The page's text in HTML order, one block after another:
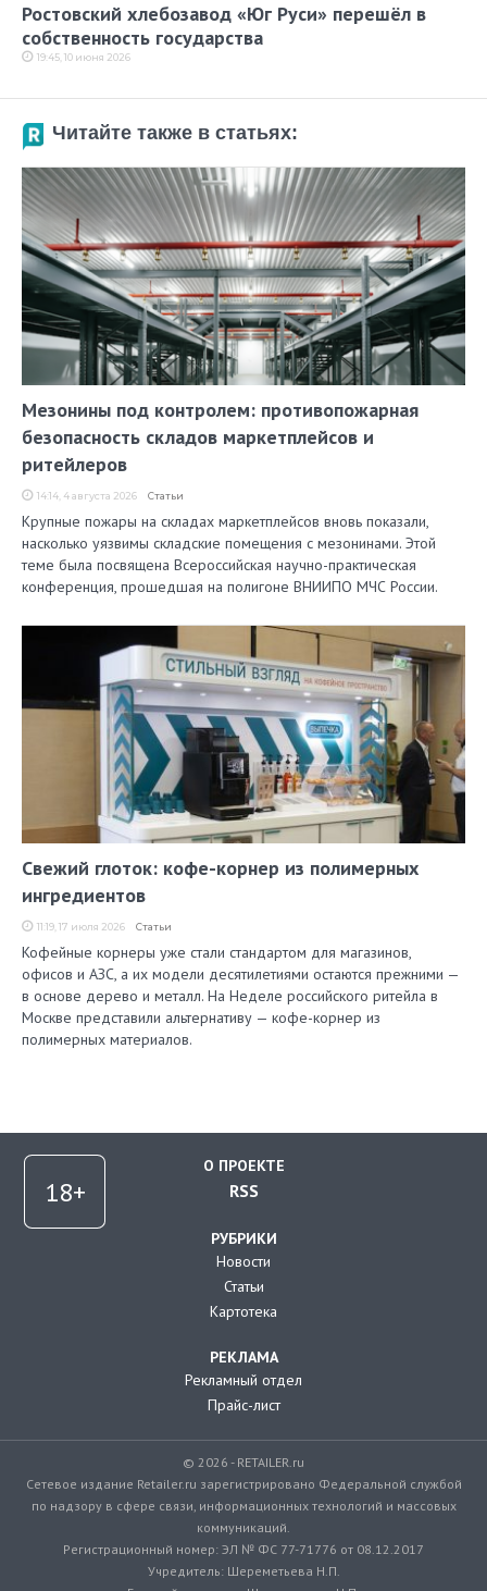
Ростовский хлебозавод «Юг Руси» перешёл в
собственность государства
19:45, 10 июня 2026
Читайте также в статьях:
Мезонины под контролем: противопожарная
безопасность складов маркетплейсов и
ритейлеров
14:14, 4 августа 2026 Статьи
Крупные пожары на складах маркетплейсов вновь показали,
насколько уязвимы складские помещения с мезонинами. Этой
теме была посвящена Всероссийская научно-практическая
конференция, прошедшая на полигоне ВНИИПО МЧС России.
Свежий глоток: кофе-корнер из полимерных
ингредиентов
11:19, 17 июля 2026 Статьи
Кофейные корнеры уже стали стандартом для магазинов,
офисов и АЗС, а их модели десятилетиями остаются прежними —
в основе дерево и металл. На Неделе российского ритейла в
Москве представили альтернативу — кофе-корнер из
полимерных материалов.
О ПРОЕКТЕ
RSS
РУБРИКИ
Новости
Статьи
Картотека
РЕКЛАМА
Рекламный отдел
Прайс-лист
© 2026 - RETAILER.ru
Сетевое издание Retailer.ru зарегистрировано Федеральной службой
по надзору в сфере связи, информационных технологий и массовых
коммуникаций.
Регистрационный номер: ЭЛ № ФС 77-71776 от 08.12.2017
Учредитель: Шереметьева Н.П.